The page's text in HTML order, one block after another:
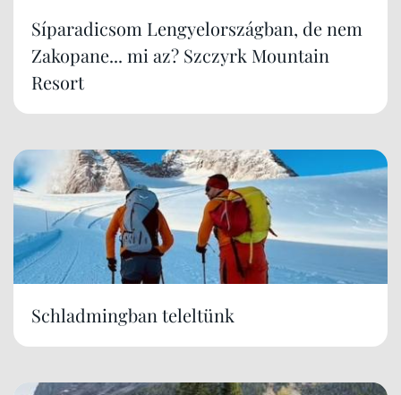
Síparadicsom Lengyelországban, de nem
Zakopane... mi az? Szczyrk Mountain
Resort
Schladmingban teleltünk